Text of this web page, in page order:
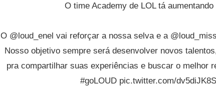
O time Academy de LOL tá aumentando
O @loud_enel vai reforçar a nossa selva e a
Nosso objetivo sempre será desenvolver novos
pra compartilhar suas experiências e buscar o melhor
#goLOUD pic.twitter.com/